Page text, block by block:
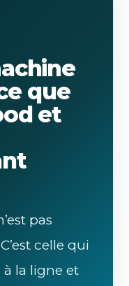
que
et
pas
celle qui
la ligne et